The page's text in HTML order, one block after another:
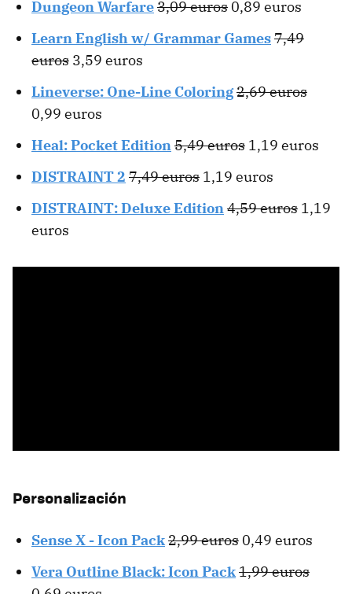
Dungeon Warfare3,09 euros 0,89 euros
Learn English w/ Grammar Games7,49
euros 3,59 euros
Lineverse: One-Line Coloring2,69 euros
0,99 euros
Heal: Pocket Edition5,49 euros 1,19 euros
DISTRAINT 2 7,49 euros 1,19 euros
DISTRAINT: Deluxe Edition4,59 euros 1,19
euros
Personalización
Sense X - Icon Pack2,99 euros 0,49 euros
Vera Outline Black: Icon Pack1,99 euros